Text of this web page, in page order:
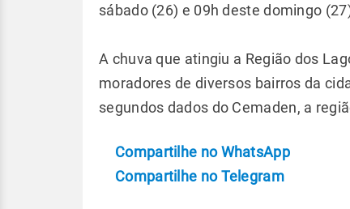
sábado (26) e 09h deste domingo
A chuva que atingiu a Região dos
moradores de diversos bairros da
segundos dados do Cemaden, a
Compartilhe no WhatsApp
Compartilhe no Telegram